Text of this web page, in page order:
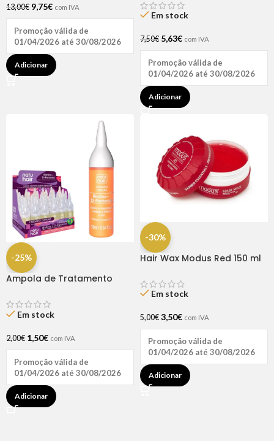
13,00€ 9,75€ com IVA
Promoção válida de
01/04/2026 até 30/08/2026
Adicionar
Em stock
7,50€ 5,63€ com IVA
Promoção válida de
01/04/2026 até 30/08/2026
Adicionar
-25%
Ampola de Tratamento
Hair (1 UNIDADE)
Em stock
2,00€ 1,50€ com IVA
Promoção válida de
01/04/2026 até 30/08/2026
Adicionar
-30%
Hair Wax Modus Red 150 ml
Em stock
5,00€ 3,50€ com IVA
Promoção válida de
01/04/2026 até 30/08/2026
Adicionar